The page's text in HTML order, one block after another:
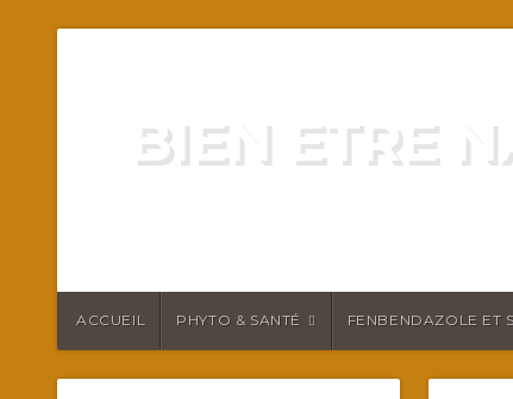
BIEN ETRE
ACCUEIL PHYTO & SANTÉ FENBENDAZOLE ET